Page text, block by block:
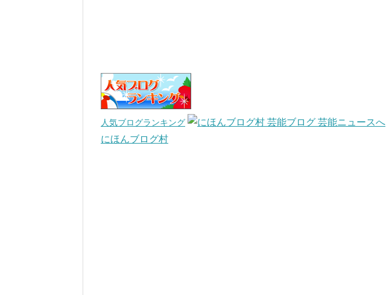
人気ブログランキング
にほんブログ村